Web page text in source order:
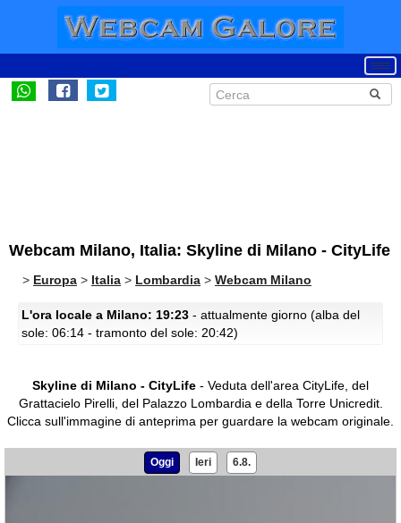
Webcam Milano, Italia: Skyline di Milano - CityLife
> Europa > Italia > Lombardia > Webcam Milano
L'ora locale a Milano: 19:23 - attualmente giorno (alba del
sole: 06:14 - tramonto del sole: 20:42)
Skyline di Milano - CityLife - Veduta dell'area CityLife, del
Grattacielo Pirelli, del Palazzo Lombardia e della Torre Unicredit.
Clicca sull'immagine di anteprima per guardare la webcam originale.
Oggi Ieri 6.8.